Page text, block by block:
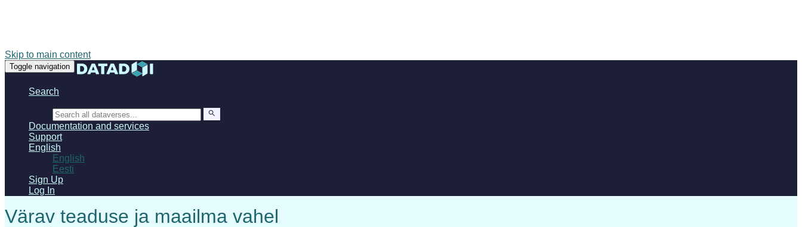
Skip to main content
Toggle navigation
Search
Documentation and services
Support
English
English
Eesti
Sign Up
Log In